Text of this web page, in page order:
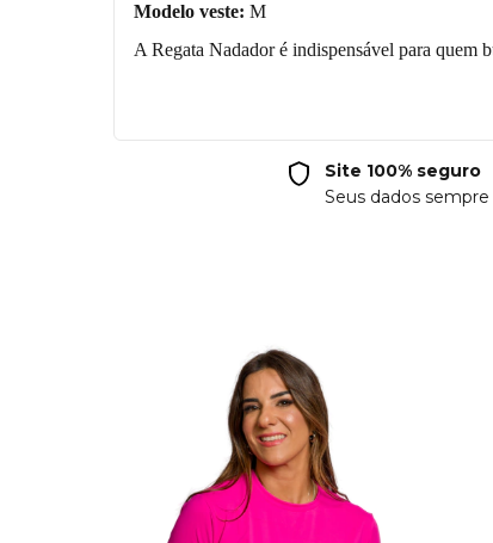
Modelo veste: M
A Regata Nadador é indispensável para quem
Site 100% seguro
Seus dados